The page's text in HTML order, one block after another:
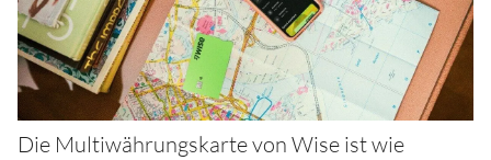
Die Multiwährungskarte von Wise ist wie